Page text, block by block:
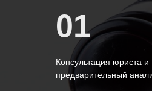
01
Консультация юриста и
предварительный